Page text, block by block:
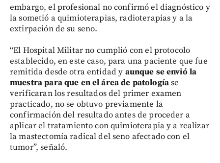
embargo, el profesional no confirmó el diagnóstico y
la sometió a quimioterapias, radioterapias y a la
extirpación de su seno.
“El Hospital Militar no cumplió con el protocolo
establecido, en este caso, para una paciente que fue
remitida desde otra entidad y aunque se envió la
muestra para que en el área de patologíase
verificaran los resultados del primer examen
practicado, no se obtuvo previamente la
confirmación del resultado antes de proceder a
aplicar el tratamiento con quimioterapia y a realizar
la mastectomía radical del seno afectado con el
tumor”, señaló.